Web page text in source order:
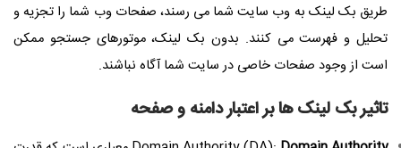
طریق بک لینک به وب سایت شما می رسند، صفحات وب شما را تجزیه و
تحلیل و فهرست می کنند. بدون بک لینک، موتورهای جستجو ممکن
است از وجود صفحات خاصی در سایت شما آگاه نباشند.
تاثیر بک لینک ها بر اعتبار دامنه و صفحه